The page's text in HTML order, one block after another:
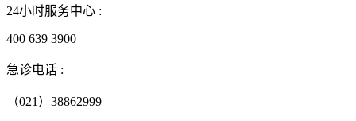
24小时服务中心 :
400 639 3900
急诊电话 :
（021）38862999